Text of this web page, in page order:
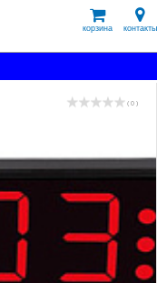
корзина контакты
( 0 )